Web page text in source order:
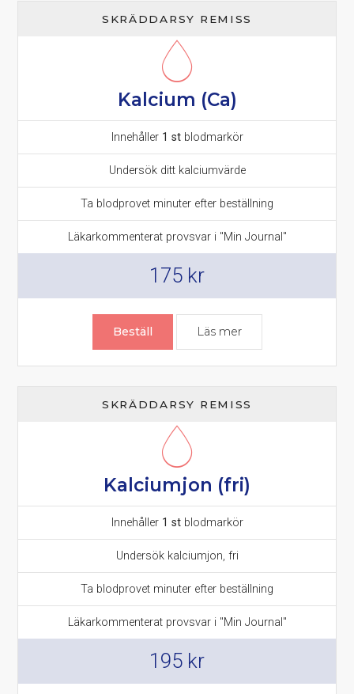
SKRÄDDARSY REMISS
Kalcium (Ca)
Innehåller 1 stblodmarkör
Undersök ditt kalciumvärde
Ta blodprovet minuter efter beställning
Läkarkommenterat provsvar i "Min Journal"
175 kr
Beställ Läs merom Kalcium prov
SKRÄDDARSY REMISS
Kalciumjon (fri)
Innehåller 1 stblodmarkör
Undersök kalciumjon, fri
Ta blodprovet minuter efter beställning
Läkarkommenterat provsvar i "Min Journal"
195 kr